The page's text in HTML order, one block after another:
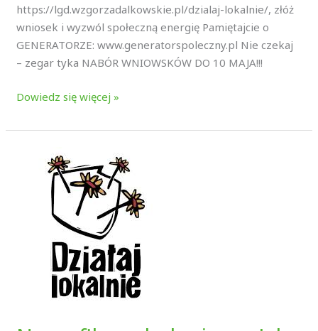
https://lgd.wzgorzadalkowskie.pl/dzialaj-lokalnie/, złóż
wniosek i wyzwól społeczną energię Pamiętajcie o
GENERATORZE: www.generatorspoleczny.pl Nie czekaj
– zegar tyka NABÓR WNIOWSKÓW DO 10 MAJA!!!
Dowiedz się więcej »
szkoleniowy:
wypełnić
wniosek
konkursie